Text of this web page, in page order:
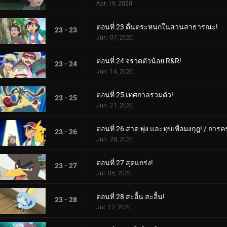
Apr. 19, 2020
23 - 23 ตอนที่ 23 ตื่นตระหนกในสวนสาธารณะ!
Jun. 07, 2020
23 - 24 ตอนที่ 24 จรวดตัวน้อย R&R!
Jun. 14, 2020
23 - 25 ตอนที่ 25 เทศกาลรวมตัว!
Jun. 21, 2020
23 - 26 ตอนที่ 26 สาด พุ่ง และทุบเพื่อมงกุฎ! / การค
Jun. 28, 2020
23 - 27 ตอนที่ 27 สุดแกร่ง!
Jul. 05, 2020
23 - 28 ตอนที่ 28 สะอื้น สะอื้น!
Jul. 12, 2020